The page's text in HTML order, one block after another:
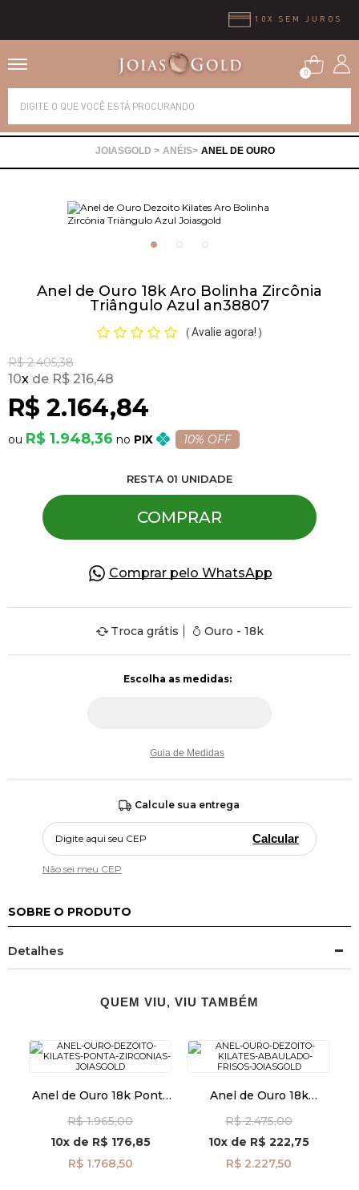
10X SEM JUROS
0
ANÉIS ANEL DE OURO
Anel de Ouro 18k Aro Bolinha Zircônia
Triângulo Azul an38807
( Avalie agora! )
R$ 2.405,38
R$ 2.164,84
10x R$ 216,48
R$ 1.948,36 PIX 10% OFF
RESTA 01 UNIDADE
COMPRAR
Comprar pelo WhatsApp
Troca grátis Ouro - 18k
Guia de Medidas
Calcule sua entrega
Calcular
Não sei meu CEP
SOBRE O PRODUTO
Detalhes
QUEM VIU, VIU TAMBÉM
Anel de Ouro 18k Ponta
R$ 1.965,00
10xde R$ 176,85
R$ 1.768,50
Anel de Ouro 18k
an41868
R$ 2.475,00
10x de R$ 222,75
R$ 2.227,50
Alianças
Brincos
Gargantilhas
Pingentes
Pulseiras
Pedras Preciosas